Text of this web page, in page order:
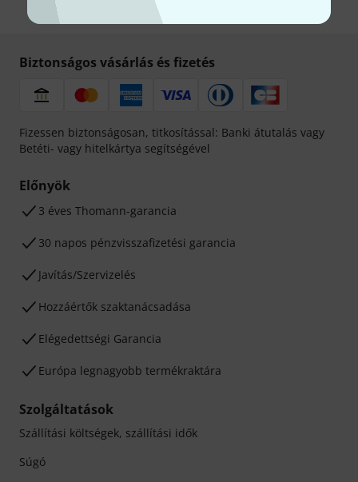
* Kitöltés kötelező
Biztonságos vásárlás és fizetés
Fizessen biztonságosan, titkosítással: Banki átutalás vagy
Betéti- vagy hitelkártya segítségével
Előnyök
3 éves Thomann-garancia
30 napos pénzvisszafizetési garancia
Javítás/Szervizelés
Hozzáértők szaktanácsadása
Elégedettségi Garancia
Európa legnagyobb termékraktára
Szolgáltatások
Szállítási költségek, szállítási idők
Súgó